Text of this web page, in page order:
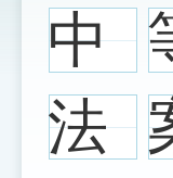
網站導覽
生字詞彙表
成語故事
中
法